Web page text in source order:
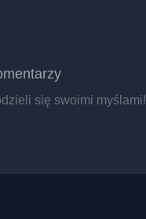
się swoimi myślami!